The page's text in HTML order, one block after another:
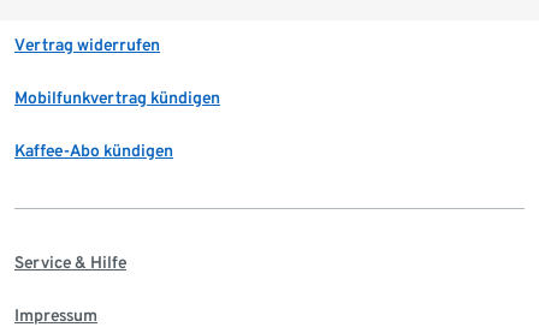
Vertrag widerrufen
Mobilfunkvertrag kündigen
Kaffee-Abo kündigen
Service & Hilfe
Impressum